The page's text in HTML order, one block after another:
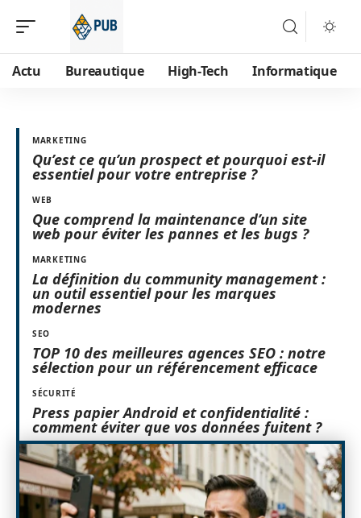
Actu Bureautique High-Tech Informatique
MARKETING
Qu’est ce qu’un prospect et pourquoi est-il
essentiel pour votre entreprise ?
WEB
Que comprend la maintenance d’un site
web pour éviter les pannes et les bugs ?
MARKETING
La définition du community management :
un outil essentiel pour les marques
modernes
SEO
TOP 10 des meilleures agences SEO : notre
sélection pour un référencement efficace
SÉCURITÉ
Press papier Android et confidentialité :
comment éviter que vos données fuitent ?